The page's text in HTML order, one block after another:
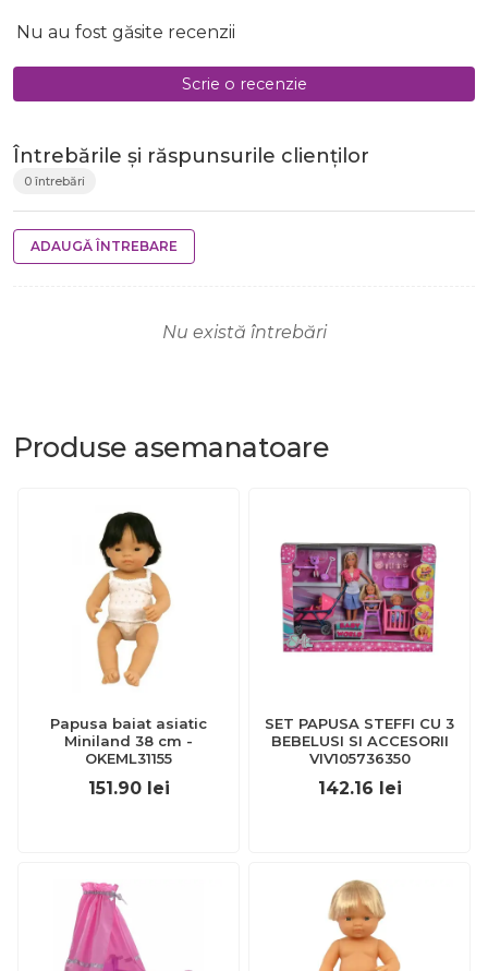
Nu au fost găsite recenzii
Scrie o recenzie
Întrebările și răspunsurile clienților
0 întrebări
ADAUGĂ ÎNTREBARE
Nu există întrebări
Produse asemanatoare
Papusa baiat asiatic
Miniland 38 cm -
OKEML31155
151.90 lei
SET PAPUSA STEFFI CU 3
BEBELUSI SI ACCESORII
VIV105736350
142.16 lei